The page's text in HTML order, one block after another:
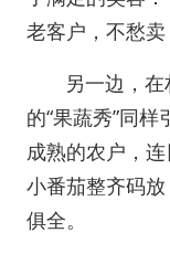
老客户，不愁卖
另一边，
的“果蔬秀”同
成熟的农户，
小番茄整齐码放
俱全。